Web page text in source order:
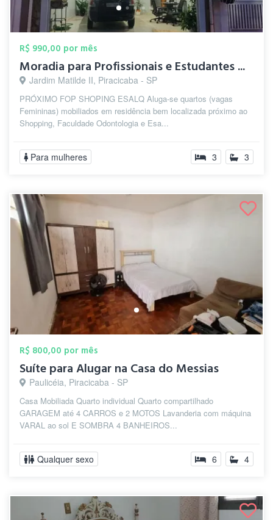
R$ 990,00 por mês
Moradia para Profissionais e Estudantes ...
Jardim Matilde II, Piracicaba - SP
PRÓXIMO FOP SHOPING ESALQ Aluga-se quartos (vagas
Femininas) mobiliados em residência bem localizada próximo ao
Shopping, Faculdade Odontologia e Esa...
Para mulheres 3 3
R$ 800,00 por mês
Suíte para Alugar na Casa do Messias
Paulicéia, Piracicaba - SP
Casa Mobiliada Quarto individual Quarto compartilhado
GARAGEM até 4 CARROS e 2 MOTOS Lavanderia com máquina
VARAL ao sol E SOMBRA 4 BANHEIROS...
Qualquer sexo 6 4